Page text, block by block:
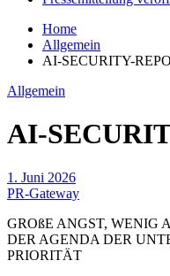
Home
Allgemein
AI-SECURITY-
Allgemein
AI-
1. Juni 2026
PR-Gateway
GROßE ANGST, WENIG
DER AGENDA DER
PRIORITÄT